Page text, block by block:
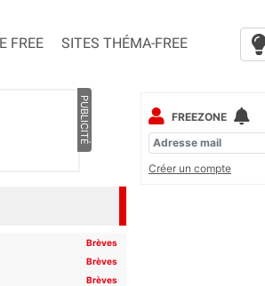
FREE SITES THÉMA-FREE
PUBLICITÉ
Brèves
Brèves
Brèves
FREEZONE
Créer un compte